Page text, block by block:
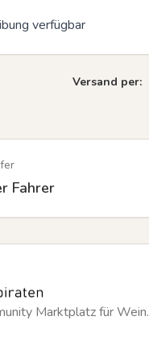
verfügbar
Versand per:
Fahrer
Marktplatz für Wein.